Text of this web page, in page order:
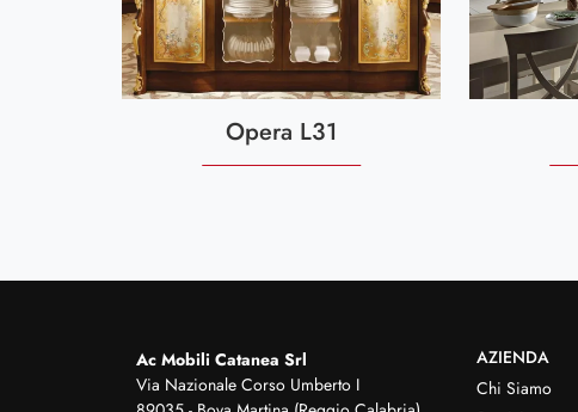
Opera L31
Ac Mobili Catanea Srl
Via Nazionale Corso Umberto I
AZIENDA
Chi Siamo